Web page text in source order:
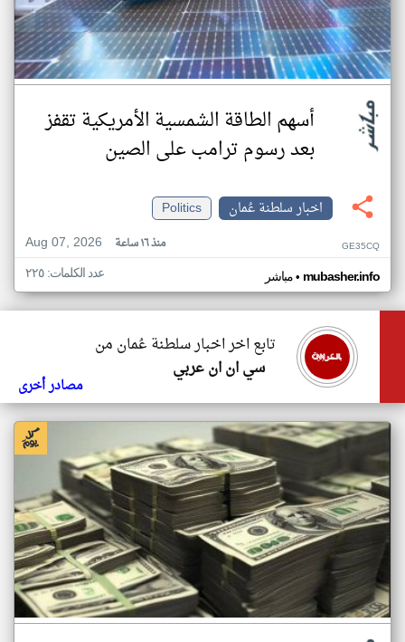
أسهم الطاقة الشمسية الأمريكية تقفز
بعد رسوم ترامب على الصين
اخبار سلطنة عُمان
Politics
Aug 07, 2026
منذ ١٦ ساعة GE35CQ
مباشر• mubasher.info عدد الكلمات: ٢٢٥
تابع اخر اخبار سلطنة عُمان من
سي ان ان عربي
مصادر أخرى